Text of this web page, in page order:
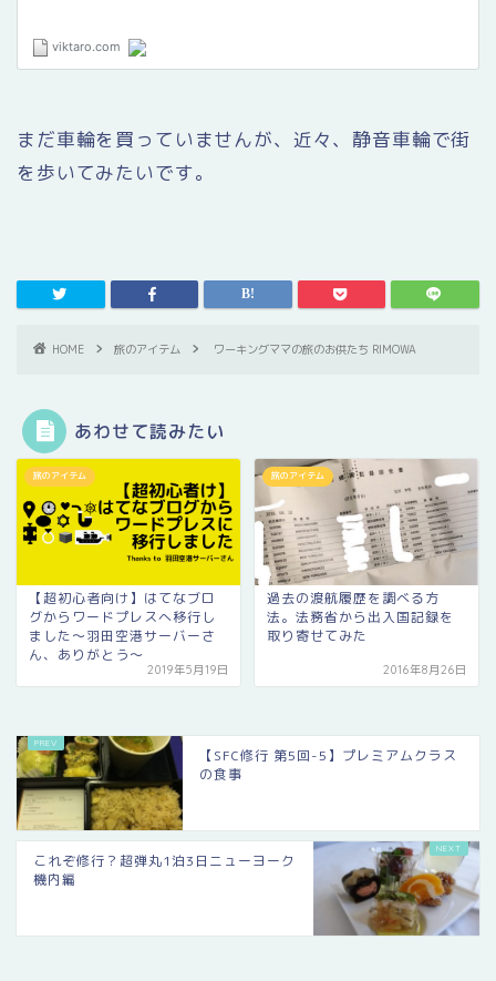
まだ車輪を買っていませんが、近々、静音車輪で街
を歩いてみたいです。
HOME 旅のアイテム ワーキングママの旅のお供たち RIMOWA
あわせて読みたい
旅のアイテム
【超初心者向け】はてなブロ
グからワードプレスへ移行し
ました〜羽田空港サーバーさ
ん、ありがとう〜
2019年5月19日
旅のアイテム
過去の渡航履歴を調べる方
法。法務省から出入国記録を
取り寄せてみた
2016年8月26日
【SFC修行 第5回-5】プレミアムクラス
の食事
これぞ修行？超弾丸1泊3日ニューヨーク
機内編